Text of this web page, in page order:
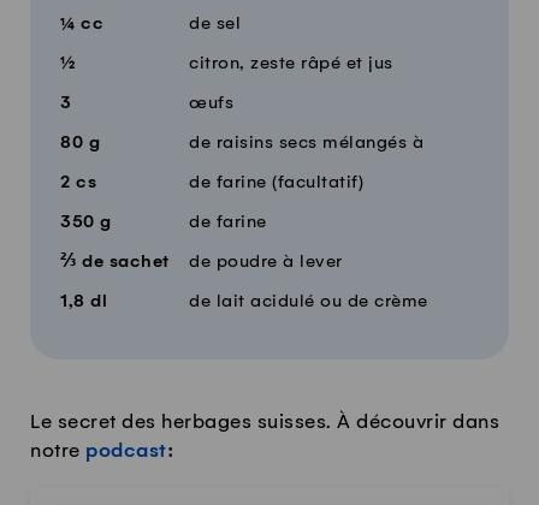
¼ cc de sel
½ citron, zeste râpé et jus
3 œufs
80 g de raisins secs mélangés à
2 cs de farine (facultatif)
350 g de farine
⅔ de sachet de poudre à lever
1,8 dl de lait acidulé ou de crème
Le secret des herbages suisses. À découvrir dans
notre podcast: